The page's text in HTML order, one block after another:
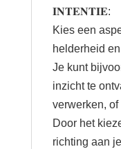
𝐈𝐍𝐓𝐄𝐍𝐓𝐈𝐄:
Kies een
helderheid
Je kunt
inzicht te
verwerken,
Door het
richting aan